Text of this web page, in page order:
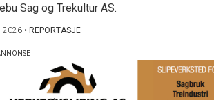
Sag og Trekultur AS.
2026 • REPORTASJE